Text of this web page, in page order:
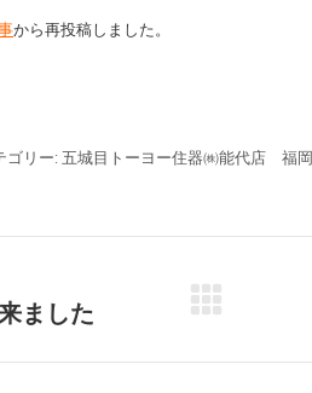
から再投稿しました。
ゴリー: 五城目トーヨー住器㈱能代店 福岡
ました